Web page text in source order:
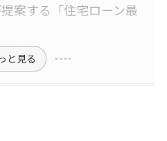
案する「住宅ローン最
と見る